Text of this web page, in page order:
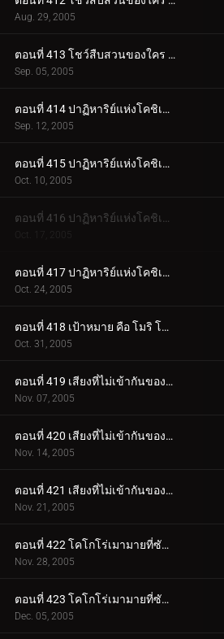
Aug. 29, 2005
ตอนที่ 413 โชว์สืบสวนของใคร (ตอนจบ)
Sep. 05, 2005
ตอนที่ 414 ปาฏิหาริย์แห่งโคชิเอน ไม่ยอมแพ้ปิศาจที่มองไม่เห็น (ตอนพิเศษ ตอนแรก) ยอดนักสืบจิ๋วโคน_.
Sep. 12, 2005
ตอนที่ 415 ปาฏิหาริย์แห่งโคชิเอน ไม่ยอมแพ้ปิศาจที่มองไม่เห็น (ตอนพิเศษ ตอนที่ 2) ยอดนักสืบจิ๋วโค__.
Oct. 10, 2005
ตอนที่ 416 ปาฏิหาริย์แห่งโคชิเอน ไม่ยอมแพ้ปิศาจที่มองไม่เห็น (ตอนพิเศษ ตอนที่ 3) ยอดนักสืบจิ๋วโค__.
Oct. 17, 2005
ตอนที่ 417 ปาฏิหาริย์แห่งโคชิเอน ไม่ยอมแพ้ปิศาจที่มองไม่เห็น (ตอนพิเศษ ตอนจบ) ยอดนักสืบจิ๋วโคนั_.
Oct. 24, 2005
ตอนที่ 418 เป้าหมาย คือ โมริ โคโกโร่ !
Oct. 31, 2005
ตอนที่ 419 เสียงที่ไม่เข้ากันของสตราดีวาริอุส (เพลงโหมโรง)
Nov. 07, 2005
ตอนที่ 420 เสียงที่ไม่เข้ากันของสตราดีวาริอุส (เพลงท่อนกลาง)
Nov. 14, 2005
ตอนที่ 421 เสียงที่ไม่เข้ากันของสตราดีวาริอุส (เพลงส่งท้าย)
Nov. 21, 2005
ตอนที่ 422 โคโกโร่เมามายที่ซัสสึมะ (ตอนแรก)
Nov. 28, 2005
ตอนที่ 423 โคโกโร่เมามายที่ซัสสึมะ (ตอนจบ)
Dec. 05, 2005